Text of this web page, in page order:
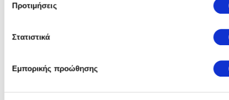
Προτιμήσεις
Στατιστικά
Εμπορικής προώθησης
Αντικείμενο:
ΠΡΟΜΗΘΕΙΑ ΠΙΕΖΟΗΛΕΚΤΡΙΚΩΝ
ΣΤΑΘΜΗΜΕΤΡΩΝ ΣΥΣΤΗΜΑΤΟΣ